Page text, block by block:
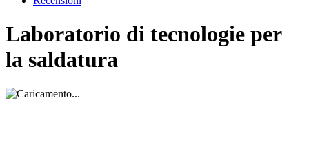
Laboratorio di tecnologie per
la saldatura